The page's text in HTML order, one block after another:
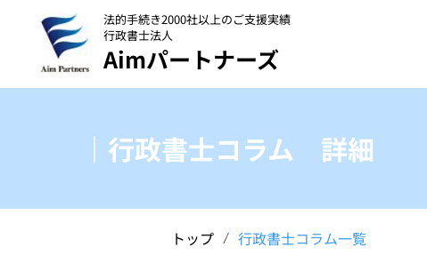
法的手続き2000社以上のご支援実績
行政書士法人
Aimパートナーズ
｜行政書士コラム 詳細
トップ / 行政書士コラム一覧